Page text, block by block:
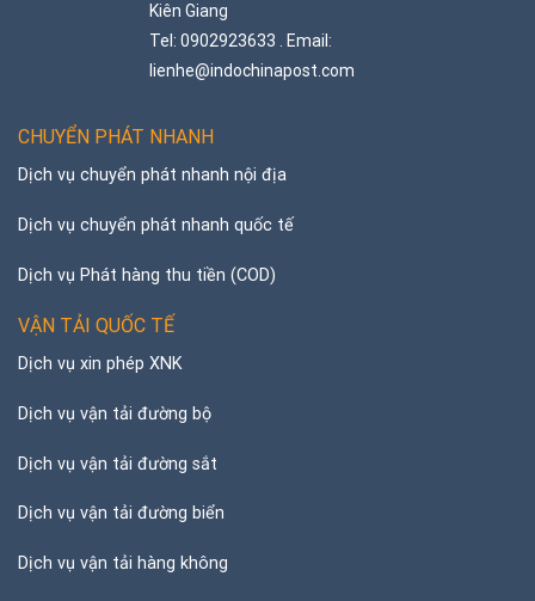
Kiên Giang
Tel: 0902923633 . Email:
lienhe@indochinapost.com
CHUYỂN PHÁT NHANH
Dịch vụ chuyển phát nhanh nội địa
Dịch vụ chuyển phát nhanh quốc tế
Dịch vụ Phát hàng thu tiền (COD)
VẬN TẢI QUỐC TẾ
Dịch vụ xin phép XNK
Dịch vụ vận tải đường bộ
Dịch vụ vận tải đường sắt
Dịch vụ vận tải đường biển
Dịch vụ vận tải hàng không